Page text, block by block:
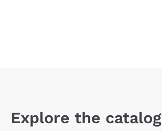
Explore the catalog